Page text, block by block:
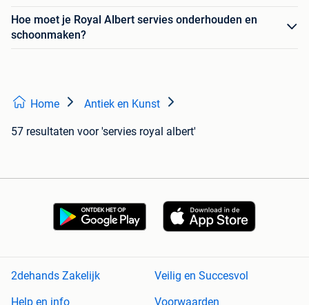
Hoe moet je Royal Albert servies onderhouden en
schoonmaken?
Home Antiek en Kunst
57 resultaten voor 'servies royal albert'
2dehands Zakelijk
Veilig en Succesvol
Help en info
Voorwaarden